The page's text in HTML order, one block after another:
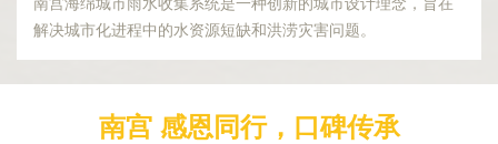
南宫海绵城市雨水收集系统是一种创新的城市设计理念，旨在
解决城市化进程中的水资源短缺和洪涝灾害问题。
南宫 感恩同行，口碑传承